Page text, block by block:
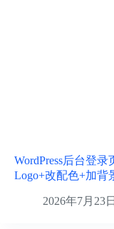
WordPress后台登
Logo+改配色+加背
2026年7月23日